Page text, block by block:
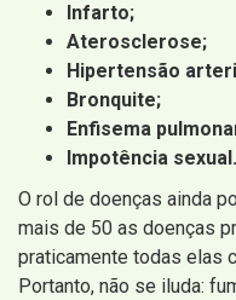
Infarto;
Aterosclerose;
Hipertensão
Bronquite;
Enfisema
Impotência sexual.
O rol de doenças ainda
mais de 50 as doenças
praticamente todas elas
Portanto, não se iluda: